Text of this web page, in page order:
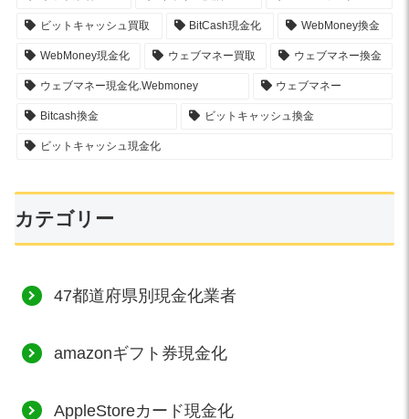
ビットキャッシュ買取 BitCash現金化 WebMoney換金
WebMoney現金化 ウェブマネー買取 ウェブマネー換金
ウェブマネー現金化.Webmoney ウェブマネー
Bitcash換金 ビットキャッシュ換金
ビットキャッシュ現金化
カテゴリー
47都道府県別現金化業者
amazonギフト券現金化
AppleStoreカード現金化